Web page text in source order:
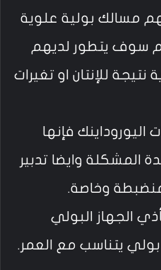
مسالك بولية علوية
60% منهم سوف يتطور لديهم
للإنتان او تغيرات
فإنها
وايضا تدبير
وخاصة.
الجهاز البولي
يتناسب مع العمر.